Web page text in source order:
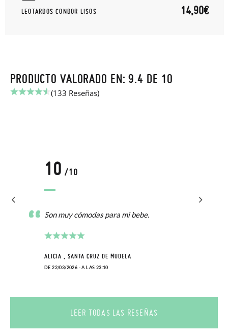
LEOTARDOS CONDOR LISOS 14,90€
PRODUCTO VALORADO EN: 9.4 DE 10
(133 Reseñas)
10 /10
Son muy cómodas para mi bebe.
ALICIA , SANTA CRUZ DE MUDELA
DE 22/03/2026 - A LAS 23:10
LEER TODAS LAS RESEÑAS